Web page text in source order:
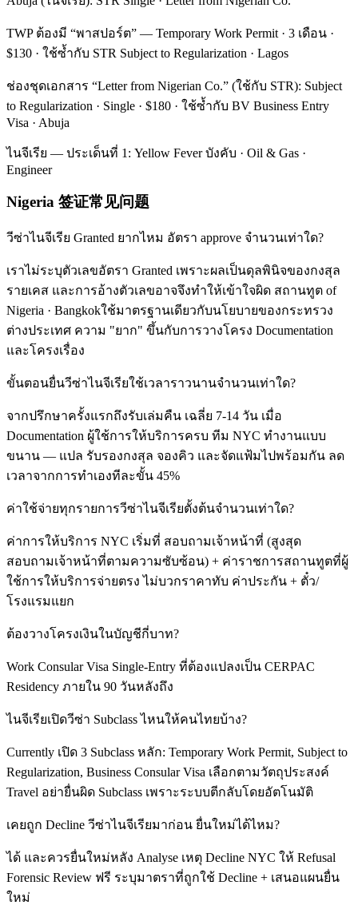
TWP ต้องมี “พาสปอร์ต” — Temporary Work Permit · 3 เดือน ·
$130 · ใช้ซ้ำกับ STR Subject to Regularization · Lagos
ช่องชุดเอกสาร “Letter from Nigerian Co.” (ใช้กับ STR): Subject
to Regularization · Single · $180 · ใช้ซ้ำกับ BV Business Entry
Visa · Abuja
ไนจีเรีย — ประเด็นที่ 1: Yellow Fever บังคับ · Oil & Gas ·
Engineer
Nigeria 签证常见问题
วีซ่าไนจีเรีย Granted ยากไหม อัตรา approve จำนวนเท่าใด?
เราไม่ระบุตัวเลขอัตรา Granted เพราะผลเป็นดุลพินิจของกงสุล
รายเคส และการอ้างตัวเลขอาจจึงทำให้เข้าใจผิด สถานทูต of
Nigeria · Bangkokใช้มาตรฐานเดียวกับนโยบายของกระทรวง
ต่างประเทศ ความ "ยาก" ขึ้นกับการวางโครง Documentation
และโครงเรื่อง
ขั้นตอนยื่นวีซ่าไนจีเรียใช้เวลาราวนานจำนวนเท่าใด?
จากปรึกษาครั้งแรกถึงรับเล่มคืน เฉลี่ย 7-14 วัน เมื่อ
Documentation ผู้ใช้การให้บริการครบ ทีม NYC ทำงานแบบ
ขนาน — แปล รับรองกงสุล จองคิว และจัดแฟ้มไปพร้อมกัน ลด
เวลาจากการทำเองทีละขั้น 45%
ค่าใช้จ่ายทุกรายการวีซ่าไนจีเรียตั้งต้นจำนวนเท่าใด?
ค่าการให้บริการ NYC เริ่มที่ สอบถามเจ้าหน้าที่ (สูงสุด
สอบถามเจ้าหน้าที่ตามความซับซ้อน) + ค่าราชการสถานทูตที่ผู้
ใช้การให้บริการจ่ายตรง ไม่บวกราคาทับ ค่าประกัน + ตั๋ว/
โรงแรมแยก
ต้องวางโครงเงินในบัญชีกี่บาท?
Work Consular Visa Single-Entry ที่ต้องแปลงเป็น CERPAC
Residency ภายใน 90 วันหลังถึง
ไนจีเรียเปิดวีซ่า Subclass ไหนให้คนไทยบ้าง?
Currently เปิด 3 Subclass หลัก: Temporary Work Permit, Subject to
Regularization, Business Consular Visa เลือกตามวัตถุประสงค์
Travel อย่ายื่นผิด Subclass เพราะระบบตีกลับโดยอัตโนมัติ
เคยถูก Decline วีซ่าไนจีเรียมาก่อน ยื่นใหม่ได้ไหม?
ได้ และควรยื่นใหม่หลัง Analyse เหตุ Decline NYC ให้ Refusal
Forensic Review ฟรี ระบุมาตราที่ถูกใช้ Decline + เสนอแผนยื่น
ใหม่